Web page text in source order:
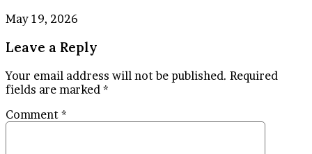
May 19, 2026
Leave a Reply
Your email address will not be published. Required
fields are marked *
Comment *